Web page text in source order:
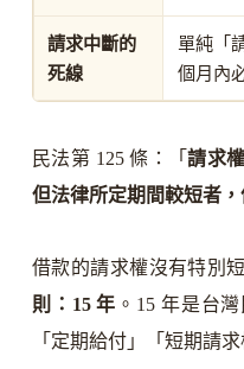
請求中斷的
死線
單純「
個月內
民法第 125 條：「請求
但法律所定期間較短者，
借款的請求權沒有特別
則：15 年 。15 年是台
「定期給付」「短期請